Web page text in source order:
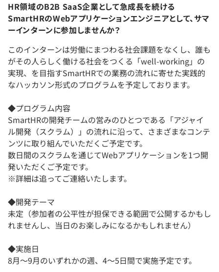
HR領域のB2B SaaS企業として急成長を続ける
SmartHRのWebアプリケーションエンジニアとして、サマ
ーインターンに参加しませんか？
このインターンは労働にまつわる社会課題をなくし、誰も
がその人らしく働ける社会をつくる「well-working」の
実現、を目指すSmartHRでの業務の流れに寄せた実践的
なハッカソン形式のプログラムを予定しております。
◆プログラム内容
SmartHRの開発チームの営みのひとつである「アジャイ
ル開発（スクラム）」の流れに沿って、さまざまなコンテ
ンツに取り組んでいただくご予定です。
数日間のスクラムを通じてWebアプリケーションを1つ開
発いただくご予定です。
※詳細は追ってご連絡いたします。
◆開発テーマ
未定（参加者の公平性が担保できる範囲で公開するかもし
れませんし、当日のお楽しみになるかもしれません）
◆実施日
8月〜9月のいずれかの週、4〜5日間で実施予定です。